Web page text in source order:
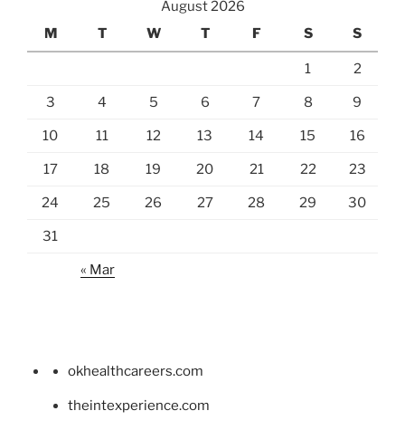
August 2026
M
T W T F S S
1 2
3 4 5 6 7 8 9
10 11 12 13 14 15 16
17 18 19 20 21 22 23
24 25 26 27 28 29 30
31
« Mar
okhealthcareers.com
theintexperience.com